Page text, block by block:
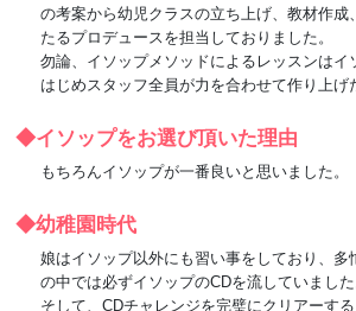
の考案から幼児クラスの立ち上げ、教材作成
たるプロデュースを担当しておりました。
勿論、イソップメソッドによるレッスンはイ
はじめスタッフ全員が力を合わせて作り上げ
◆イソップをお選び頂いた理由
もちろんイソップが一番良いと思いました。
◆幼稚園時代
娘はイソップ以外にも習い事をしており、多
の中では必ずイソップのCDを流していました
そして、CDチャレンジを完璧にクリアーす